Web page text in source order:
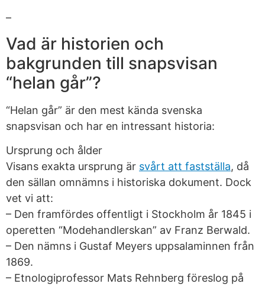
–
Vad är historien och
bakgrunden till snapsvisan
“helan går”?
“Helan går” är den mest kända svenska
snapsvisan och har en intressant historia:
Ursprung och ålder
Visans exakta ursprung är svårt att fastställa, då
den sällan omnämns i historiska dokument. Dock
vet vi att:
– Den framfördes offentligt i Stockholm år 1845 i
operetten “Modehandlerskan” av Franz Berwald.
– Den nämns i Gustaf Meyers uppsalaminnen från
1869.
– Etnologiprofessor Mats Rehnberg föreslog på